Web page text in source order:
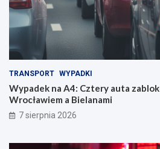
TRANSPORT WYPADKI
Wypadek na A4: Cztery auta
Wrocławiem a Bielanami
7 sierpnia 2026